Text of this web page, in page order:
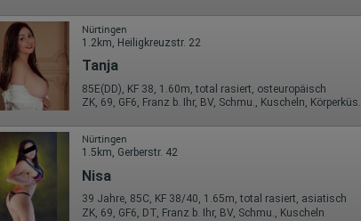
Nürtingen
1.2km, Heiligkreuzstr. 22
Tanja
85E(DD), KF 38, 1.60m, total rasiert, osteuropäisch
ZK, 69, GF6, Franz b. Ihr, BV, Schmu., Kuscheln, Körperküs.
Nürtingen
1.5km, Gerberstr. 42
Nisa
39 Jahre, 85C, KF 38/40, 1.65m, total rasiert, asiatisch
ZK, 69, GF6, DT, Franz b. Ihr, BV, Schmu., Kuscheln